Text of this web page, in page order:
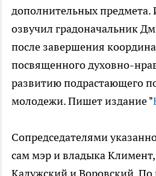
дополнительных
озвучил градоначальник
после завершения
посвященного духовно-
развитию подрастающего
молодежи. Пишет издание "
Сопредседателями
сам мэр и владыка
Калужский и Bоровский. По